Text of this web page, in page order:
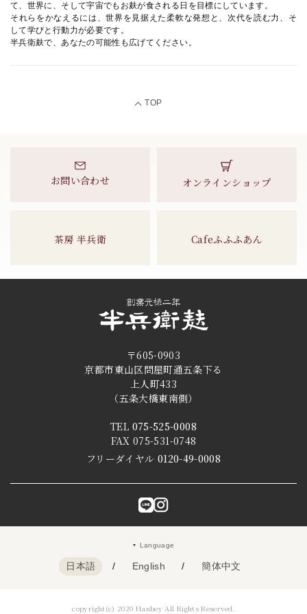
て、世界に、そして宇宙でもお麸が食される日を目標にしています。
それらをかなえるには、世界を見据えた柔軟な発想と、次代を読む力、そ
して学びと行動力が必要です。
半兵衛麸で、あなたの可能性も広げてください。
TOP
お問い合わせ オンラインショップ
茶房 半兵衛 Cafeふふふあん
〒605-0903
京都市東山区問屋町通五条下る
上人町433
（五条大橋東南側）
TEL 075-525-0008
FAX 075-531-0748
フリーダイヤル 0120-49-0008
Language
日本語 / English / 簡体中文
copyright(c) 2020 Hanbey All Rights Reserved.